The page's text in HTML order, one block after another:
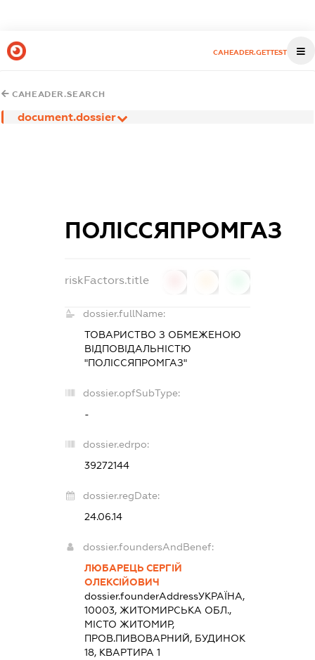
CAHEADER.GETTEST
CAHEADER.SEARCH
document.dossier
ПОЛІССЯПРОМГАЗ
riskFactors.title
dossier.fullName:
ТОВАРИСТВО З ОБМЕЖЕНОЮ
ВІДПОВІДАЛЬНІСТЮ
"ПОЛІССЯПРОМГАЗ"
dossier.opfSubType:
-
dossier.edrpo:
39272144
dossier.regDate:
24.06.14
dossier.foundersAndBenef:
ЛЮБАРЕЦЬ СЕРГІЙ
ОЛЕКСІЙОВИЧ
dossier.founderAddressУКРАЇНА,
10003, ЖИТОМИРСЬКА ОБЛ.,
МІСТО ЖИТОМИР,
ПРОВ.ПИВОВАРНИЙ, БУДИНОК
18, КВАРТИРА 1